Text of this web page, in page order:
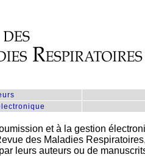
et à la gestion
des Maladies
leurs auteurs ou de